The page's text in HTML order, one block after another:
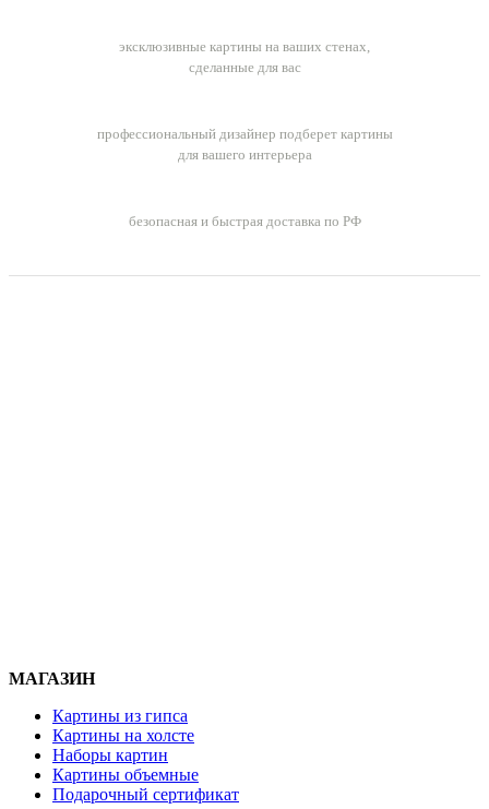
эксклюзивные картины на ваших стенах,
сделанные для вас
профессиональный дизайнер подберет картины
для вашего интерьера
безопасная и быстрая доставка по РФ
МАГАЗИН
Картины из гипса
Картины на холсте
Наборы картин
Картины объемные
Подарочный сертификат